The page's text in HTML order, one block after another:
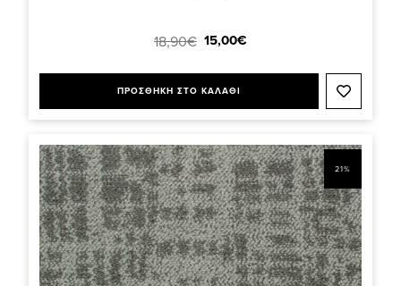
18,90€ 15,00€
ΠΡΟΣΘΗΚΗ ΣΤΟ ΚΑΛΑΘΙ
21%